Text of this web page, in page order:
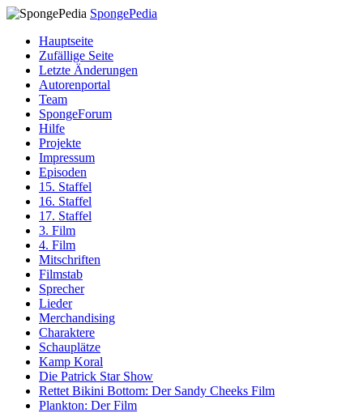
SpongePedia
Hauptseite
Zufällige Seite
Letzte Änderungen
Autorenportal
Team
SpongeForum
Hilfe
Projekte
Impressum
Episoden
15. Staffel
16. Staffel
17. Staffel
3. Film
4. Film
Mitschriften
Filmstab
Sprecher
Lieder
Merchandising
Charaktere
Schauplätze
Kamp Koral
Die Patrick Star Show
Rettet Bikini Bottom: Der Sandy Cheeks Film
Plankton: Der Film